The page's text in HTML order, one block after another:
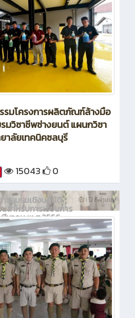
รมโครงการผลิตภัณฑ์ล้างมือ
มวิชาชีพช่างยนต์ แผนกวิชา
าลัยเทคนิคชลบุรี
15043 0
1 ปี ที่ผ่านมา
ารอบรมเชิงปฏิบัติ
นสำหรับการเรียนการ
นาคม พ.ศ.2566